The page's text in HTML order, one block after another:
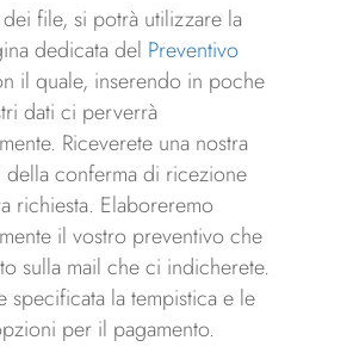
dei file, si potrà utilizzare la
dedicata del Preventivo
il quale, inserendo in poche
dati ci perverrà
Riceverete una nostra
della conferma di ricezione
richiesta. Elaboreremo
il vostro preventivo che
sulla mail che ci indicherete.
specificata la tempistica e le
per il pagamento.